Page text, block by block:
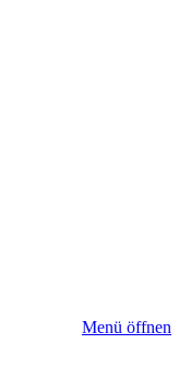
Menü öffnen